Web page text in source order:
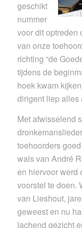
geschikt
nummer
voor dit optreden
van onze
richting “de
tijdens de
hoek kwam
dirigent liep alles
Met afwisselend
toehoorders
wals van André
en hiervoor werd
voorstel te doen.
van Lieshout,
geweest en nu
lachend gezicht